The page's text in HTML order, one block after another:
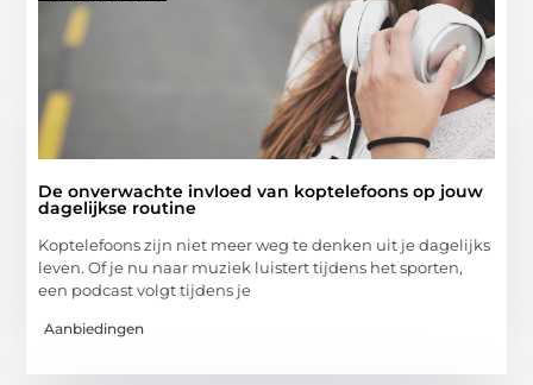
De onverwachte invloed van koptelefoons op jouw
dagelijkse routine
Koptelefoons zijn niet meer weg te denken uit je dagelijks
leven. Of je nu naar muziek luistert tijdens het sporten,
een podcast volgt tijdens je
Aanbiedingen